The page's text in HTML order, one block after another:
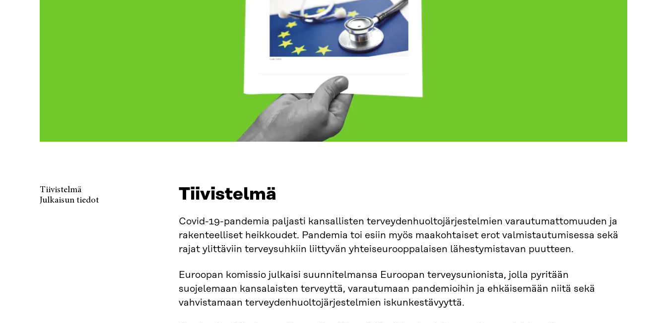
Tiivistelmä
Julkaisun tiedot
Tiivistelmä
Covid-19-pandemia paljasti kansallisten terveydenhuoltojärjestelmien varautumattomuuden ja
rakenteelliset heikkoudet. Pandemia toi esiin myös maakohtaiset erot valmistautumisessa sekä
rajat ylittäviin terveysuhkiin liittyvän yhteiseurooppalaisen lähestymistavan puutteen.
Euroopan komissio julkaisi suunnitelmansa Euroopan terveysunionista, jolla pyritään
suojelemaan kansalaisten terveyttä, varautumaan pandemioihin ja ehkäisemään niitä sekä
vahvistamaan terveydenhuoltojärjestelmien iskunkestävyyttä.